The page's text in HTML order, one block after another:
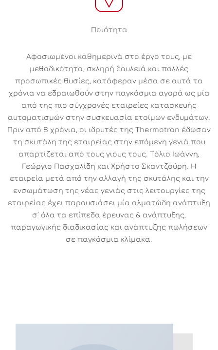
Ποιότητα
Αφοσιωμένοι καθημερινά στο έργο τους, με
μεθοδικότητα, σκληρή δουλειά και πολλές
προσωπικές θυσίες, κατάφεραν μέσα σε αυτά τα
χρόνια να εδραιωθούν στην παγκόσμια αγορά ως μία
από της πιο σύγχρονές εταιρείες κατασκευής
αυτοματισμών στην συσκευασία ετοίμων ενδυμάτων.
Πριν από 8 χρόνια, οι ιδρυτές της Thermotron έδωσαν
τη σκυτάλη της εταιρείας στην επόμενη γενιά που
απαρτίζεται από τους γιους τους. Τόλιο Ιωάννη,
Γεώργιο Πασχαλίδη και Χρήστο Σκαντζούρη. Η
εταιρεία μετά από την αλλαγή της σκυτάλης και την
ενσωμάτωση της νέας γενιάς στις λειτουργίες της
εταιρείας έχει παρουσιάσει μία αλματώδη ανάπτυξη
σ’ όλα τα επίπεδα έρευνας & ανάπτυξης,
παραγωγικής διαδικασίας και ανάπτυξης πωλήσεων
σε παγκόσμια κλίμακα.